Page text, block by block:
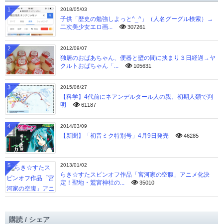
2018/05/03
子供「歴史の勉強しよっと^_^」（人名グーグル検索）→
二次美少女エロ画...
307261
1
2012/09/07
独居のおばあちゃん、便器と壁の間に挟まり３日経過→ヤ
クルトおばちゃん「...
105631
2
2015/06/27
【科学】4代前にネアンデルタール人の親、初期人類で判
明
61187
3
2014/03/09
【新聞】「初音ミク特別号」4月9日発売 46285
4
2013/01/02
らき☆すたスピンオフ作品「宮河家の空腹」アニメ化決
定！聖地・鷲宮神社の...
35010
5
購読 / シェア